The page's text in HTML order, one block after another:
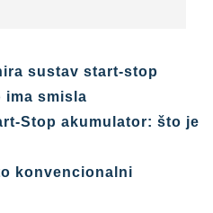
sustav start-stop
ima smisla
Stop akumulator: što je
konvencionalni